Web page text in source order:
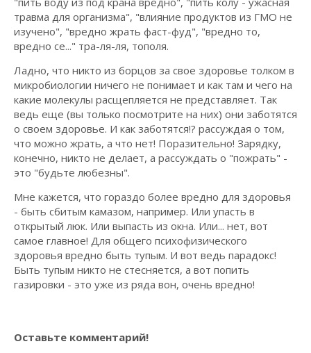
травма для организма", "влияние продуктов из ГМО не
изучено", "вредно жрать фаст-фуд", "вредно то,
вредно се..." тра-ля-ля, тополя.
Ладно, что никто из борцов за свое здоровье толком в
микробиологии ничего не понимает и как там и чего на
какие молекулы расщепляется не представляет. Так
ведь еще (вы только посмотрите на них) они заботятся
о своем здоровье. И как заботятся!? рассуждая о том,
что можно жрать, а что нет! Поразительно! Зарядку,
конечно, никто не делает, а рассуждать о "пожрать" -
это "будьте любезны".
Мне кажется, что гораздо более вредно для здоровья
- быть сбитым камазом, например. Или упасть в
открытый люк. Или выпасть из окна. Или... нет, вот
самое главное! Для общего психофизического
здоровья вредно быть тупым. И вот ведь парадокс!
Быть тупым никто не стесняется, а вот попить
газировки - это уже из ряда вон, очень вредно!
Оставьте комментарий!